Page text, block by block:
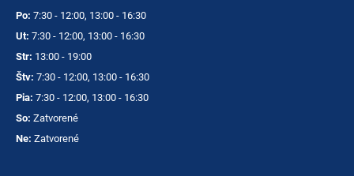
Po: 7:30 - 12:00, 13:00 - 16:30
Ut: 7:30 - 12:00, 13:00 - 16:30
Str: 13:00 - 19:00
Štv: 7:30 - 12:00, 13:00 - 16:30
Pia: 7:30 - 12:00, 13:00 - 16:30
So: Zatvorené
Ne: Zatvorené